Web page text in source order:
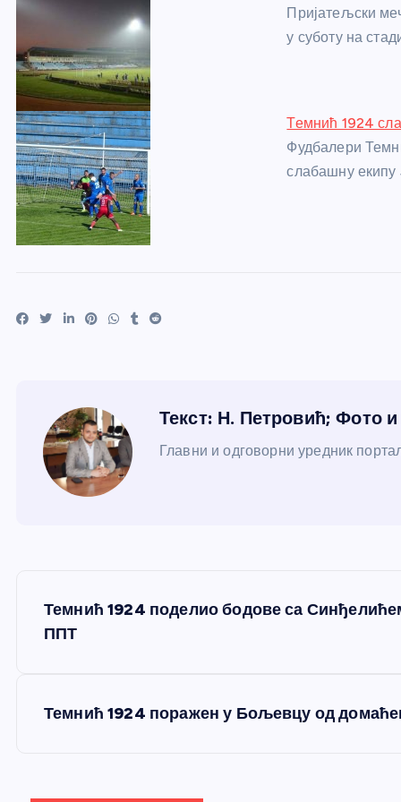
Пријатељски
у суботу на
Темнић 1924
Фудбалери
слабашну екипу
Текст: Н. Петровић; Фото
Главни и одговорни уредник
Темнић 1924 поделио бодове са
ППТ
Темнић 1924 поражен у Бољевцу од